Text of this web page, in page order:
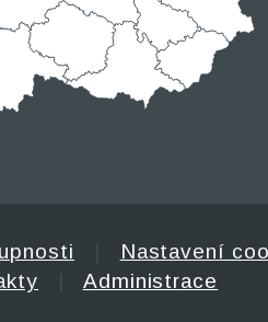
Nastavení
Administrace